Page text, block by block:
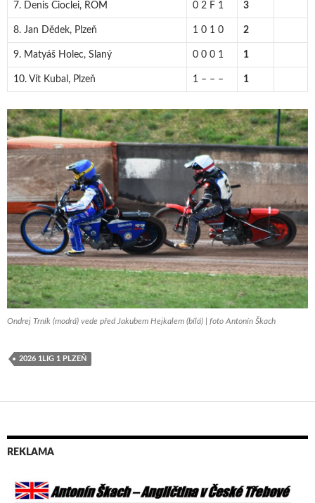
7. Denis Cioclei, ROM 0 2 F 1 3
8. Jan Dědek, Plzeň 1 0 1 0 2
9. Matyáš Holec, Slaný 0 0 0 1 1
10. Vít Kubal, Plzeň 1 – – – 1
Ondrej Trník (modrá) vede před Jakubem Hejkalem (bílá) | foto Antonín Škach
2026 1LIG 1 PLZEŇ
REKLAMA